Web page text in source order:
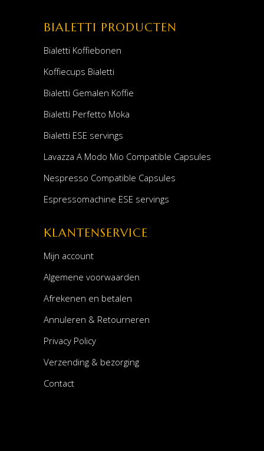
BIALETTI PRODUCTEN
Bialetti Koffiebonen
Koffiecups Bialetti
Bialetti Gemalen Koffie
Bialetti Perfetto Moka
Bialetti ESE servings
Lavazza A Modo Mio Compatible Capsules
Nespresso Compatible Capsules
Espressomachine ESE servings
KLANTENSERVICE
Mijn account
Algemene voorwaarden
Afrekenen en betalen
Annuleren & Retourneren
Privacy Policy
Verzending & bezorging
Contact